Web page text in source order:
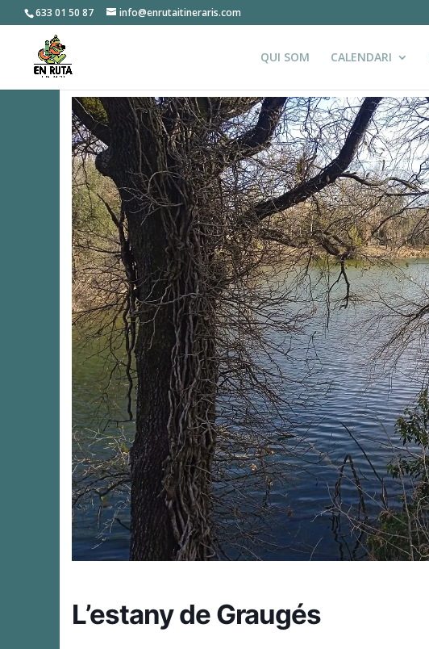
633 01 50 87 info@enrutaitineraris.com
QUI SOM CALENDARI
L’estany de Graugés